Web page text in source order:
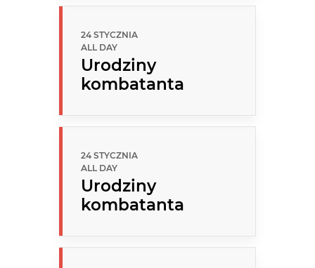
24 STYCZNIA
ALL DAY
Urodziny
kombatanta
24 STYCZNIA
ALL DAY
Urodziny
kombatanta